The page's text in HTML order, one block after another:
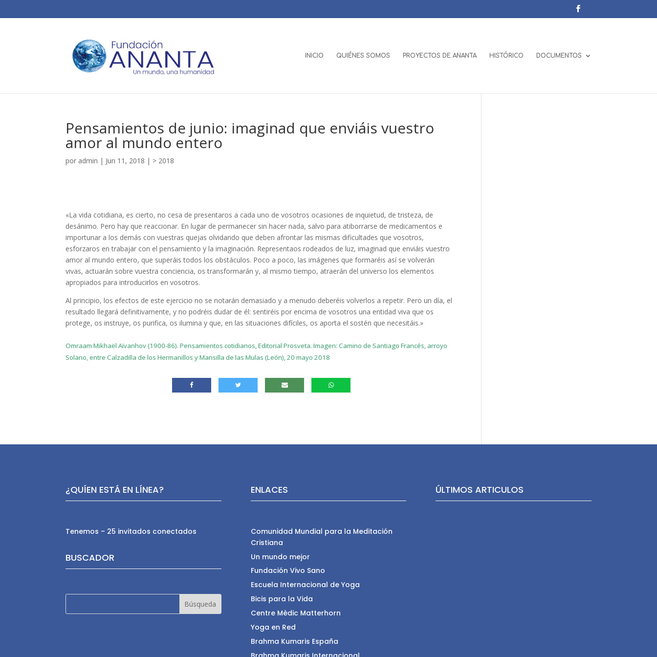
INICIO QUIÉNES SOMOS PROYECTOS DE ANANTA HISTÓRICO DOCUMENTOS
Pensamientos de junio: imaginad que enviáis vuestro
amor al mundo entero
por admin | Jun 11, 2018 | > 2018
«La vida cotidiana, es cierto, no cesa de presentaros a cada uno de vosotros ocasiones de inquietud, de tristeza, de
desánimo. Pero hay que reaccionar. En lugar de permanecer sin hacer nada, salvo para atiborrarse de medicamentos e
importunar a los demás con vuestras quejas olvidando que deben afrontar las mismas dificultades que vosotros,
esforzaros en trabajar con el pensamiento y la imaginación. Representaos rodeados de luz, imaginad que enviáis vuestro
amor al mundo entero, que superáis todos los obstáculos. Poco a poco, las imágenes que formaréis así se volverán
vivas, actuarán sobre vuestra conciencia, os transformarán y, al mismo tiempo, atraerán del universo los elementos
apropiados para introducirlos en vosotros.
Al principio, los efectos de este ejercicio no se notarán demasiado y a menudo deberéis volverlos a repetir. Pero un día, el
resultado llegará definitivamente, y no podréis dudar de él: sentiréis por encima de vosotros una entidad viva que os
protege, os instruye, os purifica, os ilumina y que, en las situaciones difíciles, os aporta el sostén que necesitáis.»
Omraam Mikhaël Aïvanhov (1900-86). Pensamientos cotidianos, Editorial Prosveta. Imagen: Camino de Santiago Francés, arroyo
Solano, entre Calzadilla de los Hermanillos y Mansilla de las Mulas (León), 20 mayo 2018
¿QUÍEN ESTÁ EN LÍNEA?
Tenemos – 25 invitados conectados
BUSCADOR
ENLACES
Comunidad Mundial para la Meditación
Cristiana
Un mundo mejor
Fundación Vivo Sano
Escuela Internacional de Yoga
Bicis para la Vida
Centre Mèdic Matterhorn
Yoga en Red
Brahma Kumaris España
ÚLTIMOS ARTICULOS